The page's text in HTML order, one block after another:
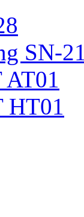
SN-
HT01